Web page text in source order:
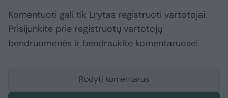
Komentuoti gali tik Lrytas registruoti vartotojai.
Prisijunkite prie registruotų vartotojų
bendruomenės ir bendraukite komentaruose!
Rodyti komentarus